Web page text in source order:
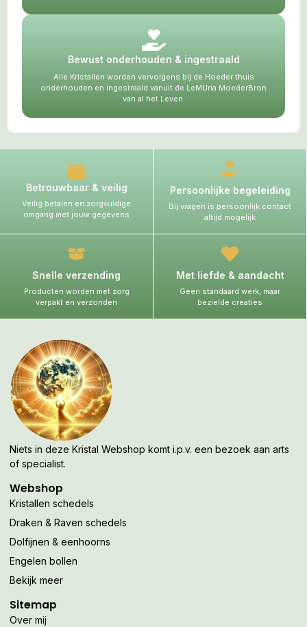
Bewust onderhouden & ingestraald
Alle Kristallen worden vervolgens bij de Hoeder thuis
onderhouden en ingestraald vanuit de LeMUria MoederBron
van al het Leven.
Betrouwbaar & veilig
Veilig betalen en zorgvuldige
omgang met jouw gegevens
Persoonlijke begeleiding
Bij vragen is persoonlijk contact
altijd mogelijk
Snelle verzending
Producten worden met zorg
verpakt en verzonden
Met liefde & aandacht
Geen standaard werk, maar
bezielde creaties
Niets in deze Kristal Webshop komt i.p.v. een bezoek aan arts
of specialist.
Webshop
Kristallen schedels
Draken & Raven schedels
Dolfijnen & eenhoorns
Engelen bollen
Bekijk meer
Sitemap
Over mij